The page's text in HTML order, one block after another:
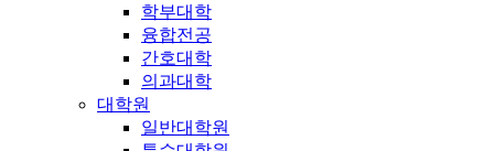
학부대학
융합전공
간호대학
의과대학
대학원
일반대학원